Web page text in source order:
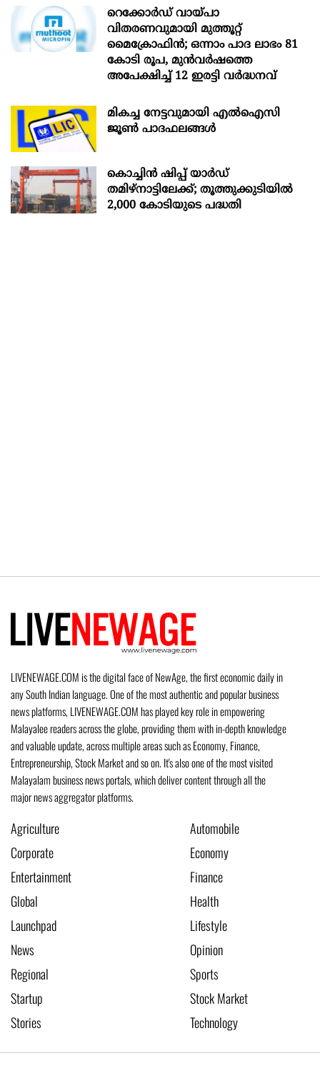
റെക്കോർഡ് വായ്പാ
വിതരണവുമായി മുത്തൂറ്റ്
മൈക്രോഫിൻ; ഒന്നാം പാദ ലാഭം 81
കോടി രൂപ, മുൻവർഷത്തെ
അപേക്ഷിച്ച് 12 ഇരട്ടി വർദ്ധനവ്
മികച്ച നേട്ടവുമായി എൽഐസി
ജൂൺ പാദഫലങ്ങൾ
കൊച്ചിന്‍ ഷിപ്പ് യാർഡ്
തമിഴ്നാട്ടിലേക്ക്; തൂത്തുക്കുടിയിൽ
2,000 കോടിയുടെ പദ്ധതി
LIVENEWAGE.COM is the digital face of NewAge, the first economic daily in
any South Indian language. One of the most authentic and popular business
news platforms, LIVENEWAGE.COM has played key role in empowering
Malayalee readers across the globe, providing them with in-depth knowledge
and valuable update, across multiple areas such as Economy, Finance,
Entrepreneurship, Stock Market and so on. It's also one of the most visited
Malayalam business news portals, which deliver content through all the
major news aggregator platforms.
Agriculture
Automobile
Corporate
Economy
Entertainment
Finance
Global
Health
Launchpad
Lifestyle
News
Opinion
Regional
Sports
Startup
Stock Market
Stories
Technology